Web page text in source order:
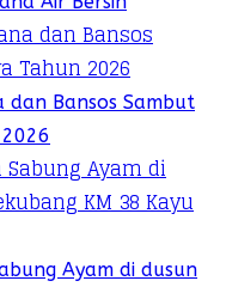
dan Bansos Sambut
Ayam di dusun